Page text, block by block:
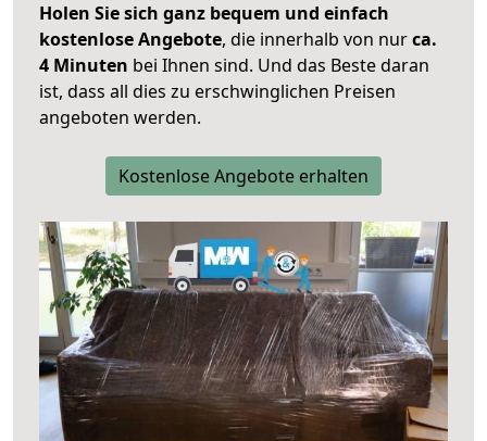
Holen Sie sich ganz bequem und einfach
kostenlose Angebote, die innerhalb von nurca.
4 Minuten bei Ihnen sind. Und das Beste daran
ist, dass all dies zu erschwinglichen Preisen
angeboten werden.
Kostenlose Angebote erhalten